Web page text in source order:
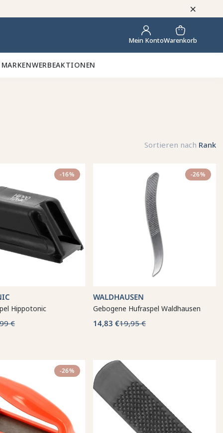
×
Mein KontoWarenkorb
WERBEAKTIONEN
Sortieren nach Rank
-16%
Hippotonic
€
-26%
WALDHAUSEN
Gebogene Hufraspel Waldhausen
14,83 €19,95 €
-26%